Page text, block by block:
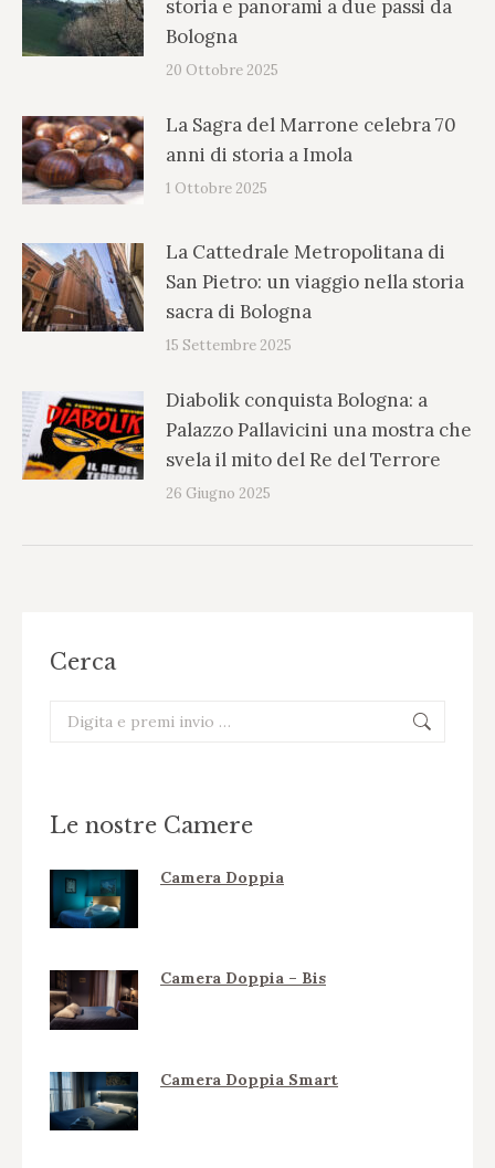
storia e panorami a due passi da
Bologna
20 Ottobre 2025
La Sagra del Marrone celebra 70
anni di storia a Imola
1 Ottobre 2025
La Cattedrale Metropolitana di
San Pietro: un viaggio nella storia
sacra di Bologna
15 Settembre 2025
Diabolik conquista Bologna: a
Palazzo Pallavicini una mostra che
svela il mito del Re del Terrore
26 Giugno 2025
Cerca
Cerca:
Le nostre Camere
Camera Doppia
Camera Doppia – Bis
Camera Doppia Smart